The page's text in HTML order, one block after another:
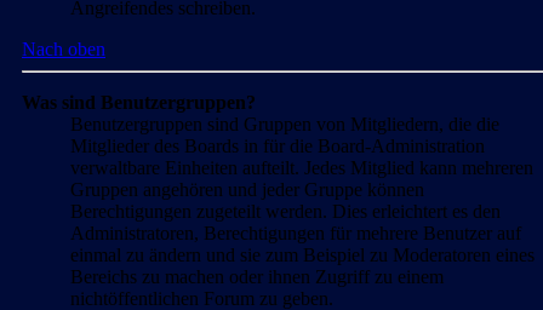
Angreifendes schreiben.
Nach oben
Was sind Benutzergruppen?
Benutzergruppen sind Gruppen von Mitgliedern, die die
Mitglieder des Boards in für die Board-Administration
verwaltbare Einheiten aufteilt. Jedes Mitglied kann mehreren
Gruppen angehören und jeder Gruppe können
Berechtigungen zugeteilt werden. Dies erleichtert es den
Administratoren, Berechtigungen für mehrere Benutzer auf
einmal zu ändern und sie zum Beispiel zu Moderatoren eines
Bereichs zu machen oder ihnen Zugriff zu einem
nichtöffentlichen Forum zu geben.